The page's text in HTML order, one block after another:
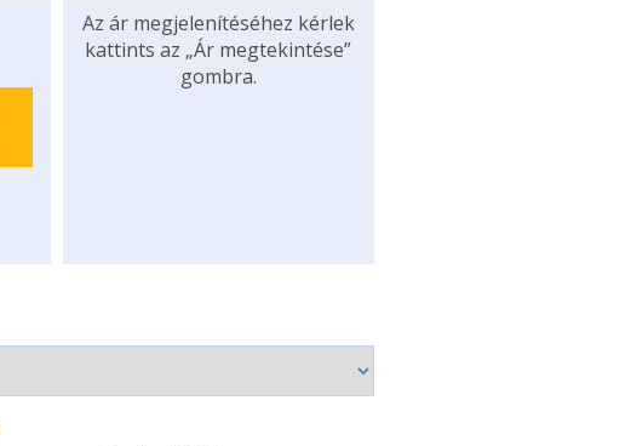
Az ár megjelenítéséhez kérlek
kattints az „Ár megtekintése”
gombra.